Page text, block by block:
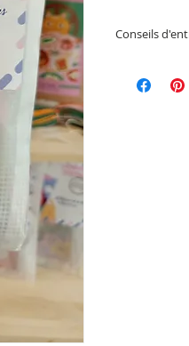
Conseils